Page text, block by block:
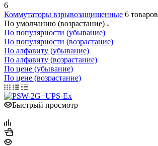
6
Коммутаторы взрывозащищенные 6 товаров
По умолчанию (возрастание)
По популярности (убывание)
По популярности (возрастание)
По алфавиту (убывание)
По алфавиту (возрастание)
По цене (убывание)
По цене (возрастание)
Быстрый просмотр